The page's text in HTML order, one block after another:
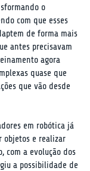
o
com que esses
de forma mais
antes precisavam
agora
quase que
que vão desde
em robótica já
objetos e realizar
com a evolução dos
a possibilidade de